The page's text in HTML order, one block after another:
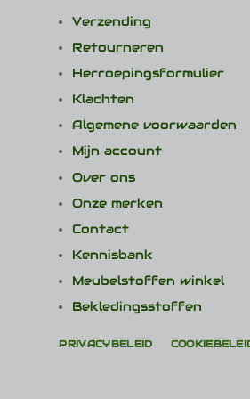
Verzending
Retourneren
Herroepingsformulier
Klachten
Algemene voorwaarden
Mijn account
Over ons
Onze merken
Contact
Kennisbank
Meubelstoffen winkel
Bekledingsstoffen
PRIVACYBELEID